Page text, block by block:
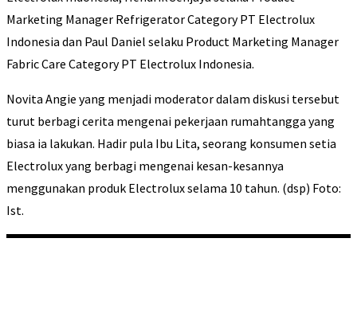
Marketing Manager Refrigerator Category PT Electrolux
Indonesia dan Paul Daniel selaku Product Marketing Manager
Fabric Care Category PT Electrolux Indonesia.
Novita Angie yang menjadi moderator dalam diskusi tersebut
turut berbagi cerita mengenai pekerjaan rumahtangga yang
biasa ia lakukan. Hadir pula Ibu Lita, seorang konsumen setia
Electrolux yang berbagi mengenai kesan-kesannya
menggunakan produk Electrolux selama 10 tahun. (dsp) Foto:
Ist.